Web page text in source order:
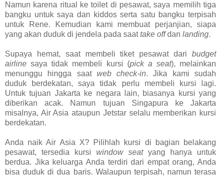
Namun karena ritual ke toilet di pesawat, saya memilih tiga
bangku untuk saya dan kiddos serta satu bangku terpisah
untuk Rene. Kemudian kami membuat perjanjian, siapa
yang akan duduk di jendela pada saattake offdan landing.
Supaya hemat, saat membeli tiket pesawat dari budget
airline saya tidak membeli kursi (pick a seat), melainkan
menunggu hingga saat web check-in. Jika kami sudah
duduk berdekatan, saya tidak perlu membeli kursi lagi.
Untuk tujuan Jakarta ke negara lain, biasanya kursi yang
diberikan acak. Namun tujuan Singapura ke Jakarta
misalnya, Air Asia ataupun Jetstar selalu memberikan kursi
berdekatan.
Anda naik Air Asia X? Pilihlah kursi di bagian belakang
pesawat, tersedia kursi window seatyang hanya untuk
berdua. Jika keluarga Anda terdiri dari empat orang, Anda
bisa duduk di dua baris. Walaupun terpisah, namun terasa